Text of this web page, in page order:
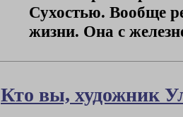
Сухостью. Вообще
жизни. Она с
Кто вы, художник